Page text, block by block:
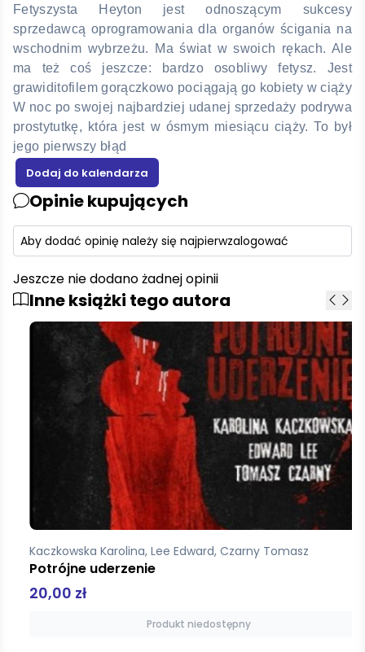
Fetyszysta Heyton jest odnoszącym sukcesy
sprzedawcą oprogramowania dla organów ścigania na
wschodnim wybrzeżu. Ma świat w swoich rękach. Ale
ma też coś jeszcze: bardzo osobliwy fetysz. Jest
grawiditofilem gorączkowo pociągają go kobiety w ciąży
W noc po swojej najbardziej udanej sprzedaży podrywa
prostytutkę, która jest w ósmym miesiącu ciąży. To był
jego pierwszy błąd
Opinie kupujących
Aby dodać opinię należy się najpierwzalogować
Jeszcze nie dodano żadnej opinii
Inne książki tego autora
Kaczkowska Karolina, Lee Edward, Czarny Tomasz
Potrójne uderzenie
20,00 zł
Produkt niedostępny